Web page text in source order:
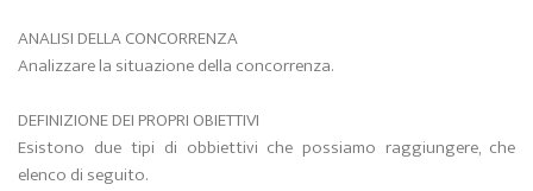
ANALISI DELLA CONCORRENZA
Analizzare la situazione della concorrenza.
DEFINIZIONE DEI PROPRI OBIETTIVI
Esistono due tipi di obbiettivi che possiamo raggiungere, che
elenco di seguito.